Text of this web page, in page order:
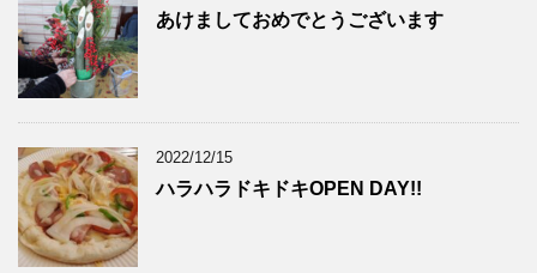
あけましておめでとうございます
2022/12/15
ハラハラドキドキOPEN DAY!!